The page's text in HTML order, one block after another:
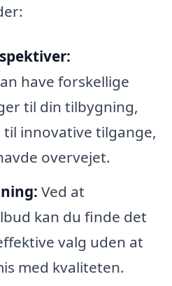
have forskellige
til din tilbygning,
innovative tilgange,
overvejet.
Ved at
kan du finde det
valg uden at
med kvaliteten.